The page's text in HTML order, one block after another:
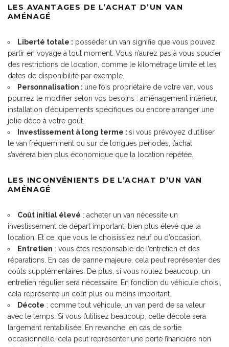
LES AVANTAGES DE L’ACHAT D’UN VAN
AMÉNAGÉ
Liberté totale : posséder un van signifie que vous pouvez
partir en voyage à tout moment. Vous n’aurez pas à vous soucier
des restrictions de location, comme le kilométrage limité et les
dates de disponibilité par exemple.
Personnalisation : une fois propriétaire de votre van, vous
pourrez le modifier selon vos besoins : aménagement intérieur,
installation d’équipements spécifiques ou encore arranger une
jolie déco à votre goût.
Investissement à long terme : si vous prévoyez d’utiliser
le van fréquemment ou sur de longues périodes, l’achat
s’avérera bien plus économique que la location répétée.
LES INCONVÉNIENTS DE L’ACHAT D’UN VAN
AMÉNAGÉ
Coût initial élevé : acheter un van nécessite un
investissement de départ important, bien plus élevé que la
location. Et ce, que vous le choisissiez neuf ou d’occasion.
Entretien : vous êtes responsable de l’entretien et des
réparations. En cas de panne majeure, cela peut représenter des
coûts supplémentaires. De plus, si vous roulez beaucoup, un
entretien régulier sera nécessaire. En fonction du véhicule choisi,
cela représente un coût plus ou moins important.
Décote : comme tout véhicule, un van perd de sa valeur
avec le temps. Si vous l’utilisez beaucoup, cette décote sera
largement rentabilisée. En revanche, en cas de sortie
occasionnelle, cela peut représenter une perte financière non